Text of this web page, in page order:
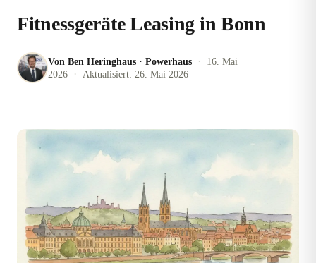
Fitnessgeräte Leasing in Bonn
Von Ben Heringhaus · Powerhaus ·
16. Mai
2026
· Aktualisiert: 26. Mai 2026